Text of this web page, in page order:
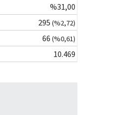
%31,00
295 (%2,72)
66 (%0,61)
10.469